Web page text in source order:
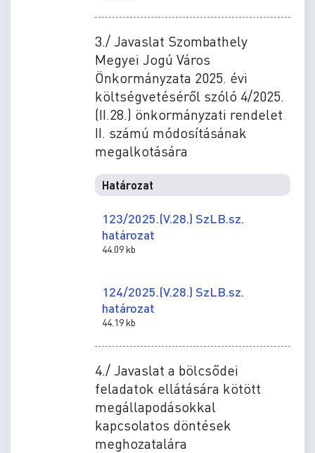
3./ Javaslat Szombathely
Megyei Jogú Város
Önkormányzata 2025. évi
költségvetéséről szóló 4/2025.
(II.28.) önkormányzati rendelet
II. számú módosításának
megalkotására
Határozat
123/2025.(V.28.) SzLB.sz.
határozat
44.09 kb
124/2025.(V.28.) SzLB.sz.
határozat
44.19 kb
4./ Javaslat a bölcsődei
feladatok ellátására kötött
megállapodásokkal
kapcsolatos döntések
meghozatalára